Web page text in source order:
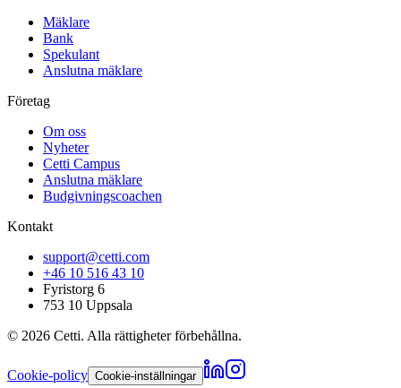
Mäklare
Bank
Spekulant
Anslutna mäklare
Företag
Om oss
Nyheter
Cetti Campus
Anslutna mäklare
Budgivningscoachen
Kontakt
support@cetti.com
+46 10 516 43 10
Fyristorg 6
753 10 Uppsala
© 2026 Cetti. Alla rättigheter förbehållna.
Cookie-policy Cookie-inställningar